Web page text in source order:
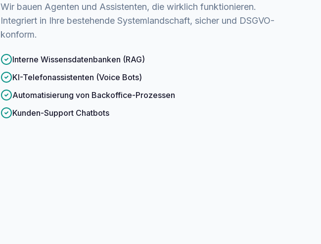
Wir bauen Agenten und Assistenten, die wirklich funktionieren.
Integriert in Ihre bestehende Systemlandschaft, sicher und DSGVO-
konform.
Interne Wissensdatenbanken (RAG)
KI-Telefonassistenten (Voice Bots)
Automatisierung von Backoffice-Prozessen
Kunden-Support Chatbots